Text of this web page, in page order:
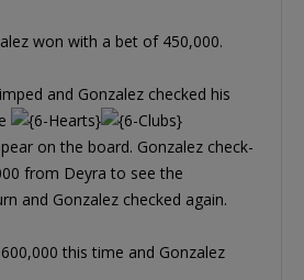
won with a bet of 450,000.
and Gonzalez checked his
on the board. Gonzalez check-
from Deyra to see the
and Gonzalez checked again.
this time and Gonzalez